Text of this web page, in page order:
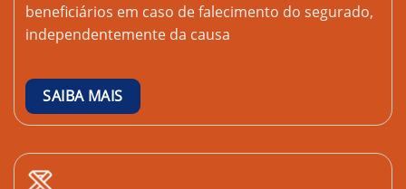
beneficiários em caso de falecimento do segurado,
independentemente da causa
SAIBA MAIS